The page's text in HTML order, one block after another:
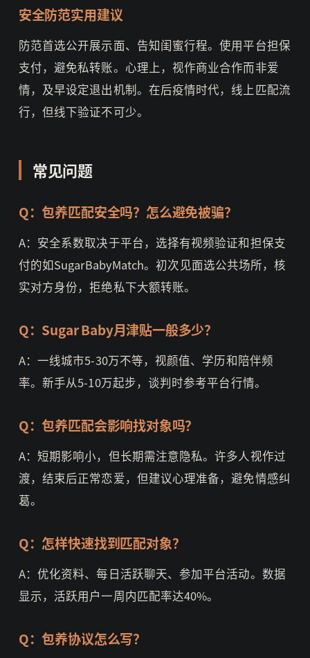
安全防范实用建议
防范首选公开展示面、告知闺蜜行程。使用平台担保
支付，避免私转账。心理上，视作商业合作而非爱
情，及早设定退出机制。在后疫情时代，线上匹配流
行，但线下验证不可少。
常见问题
Q：包养匹配安全吗？怎么避免被骗？
A：安全系数取决于平台，选择有视频验证和担保支
付的如SugarBabyMatch。初次见面选公共场所，核
实对方身份，拒绝私下大额转账。
Q：Sugar Baby月津贴一般多少？
A：一线城市5-30万不等，视颜值、学历和陪伴频
率。新手从5-10万起步，谈判时参考平台行情。
Q：包养匹配会影响找对象吗？
A：短期影响小，但长期需注意隐私。许多人视作过
渡，结束后正常恋爱，但建议心理准备，避免情感纠
葛。
Q：怎样快速找到匹配对象？
A：优化资料、每日活跃聊天、参加平台活动。数据
显示，活跃用户一周内匹配率达40%。
Q：包养协议怎么写？